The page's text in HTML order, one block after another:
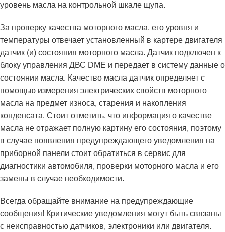
уровень масла на контрольной шкале щупа.
За проверку качества моторного масла, его уровня и
температуры отвечает установленный в картере двигателя
датчик (и) состояния моторного масла. Датчик подключен к
блоку управления ДВС DME и передает в систему данные о
состоянии масла. Качество масла датчик определяет с
помощью измерения электрических свойств моторного
масла на предмет износа, старения и накопления
конденсата. Стоит отметить, что информация о качестве
масла не отражает полную картину его состояния, поэтому
в случае появления предупреждающего уведомления на
приборной панели стоит обратиться в сервис для
диагностики автомобиля, проверки моторного масла и его
замены в случае необходимости.
Всегда обращайте внимание на предупреждающие
сообщения! Критические уведомления могут быть связаны
с неисправностью датчиков, электроники или двигателя.